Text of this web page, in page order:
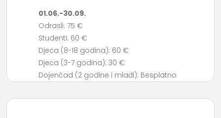
01.06.-30.09.
Odrasli: 75 €
Studenti: 60 €
Djeca (8-18 godina): 60 €
Djeca (3-7 godina): 30 €
Dojenčad (2 godine i mlađi): Besplatno